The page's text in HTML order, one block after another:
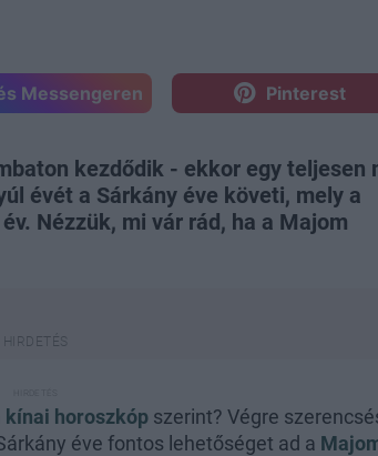
Messengeren Pinterest
kezdődik - ekkor egy teljesen
évét a Sárkány éve követi, mely a
Nézzük, mi vár rád, ha a Majom
kínai horoszkóp szerint? Végre
éve fontos lehetőséget ad a